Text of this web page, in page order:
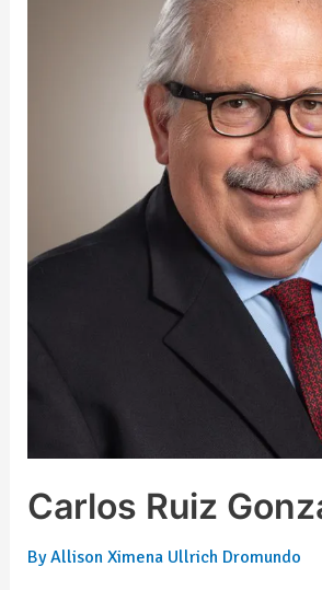
Carlos Ruiz
ByAllison Ximena Ullrich Dromundo